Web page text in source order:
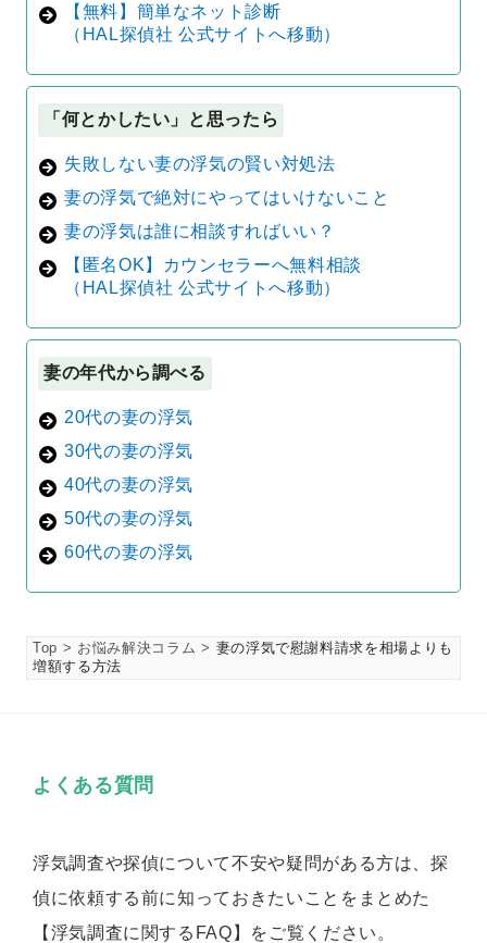
【無料】簡単なネット診断
（HAL探偵社 公式サイトへ移動）
「何とかしたい」と思ったら
失敗しない妻の浮気の賢い対処法
妻の浮気で絶対にやってはいけないこと
妻の浮気は誰に相談すればいい？
【匿名OK】カウンセラーへ無料相談
（HAL探偵社 公式サイトへ移動）
妻の年代から調べる
20代の妻の浮気
30代の妻の浮気
40代の妻の浮気
50代の妻の浮気
60代の妻の浮気
Top お悩み解決コラム
妻の浮気で慰謝料請求を相場よりも
増額する方法
よくある質問
浮気調査や探偵について不安や疑問がある方は、探
偵に依頼する前に知っておきたいことをまとめた
【浮気調査に関するFAQ】をご覧ください。